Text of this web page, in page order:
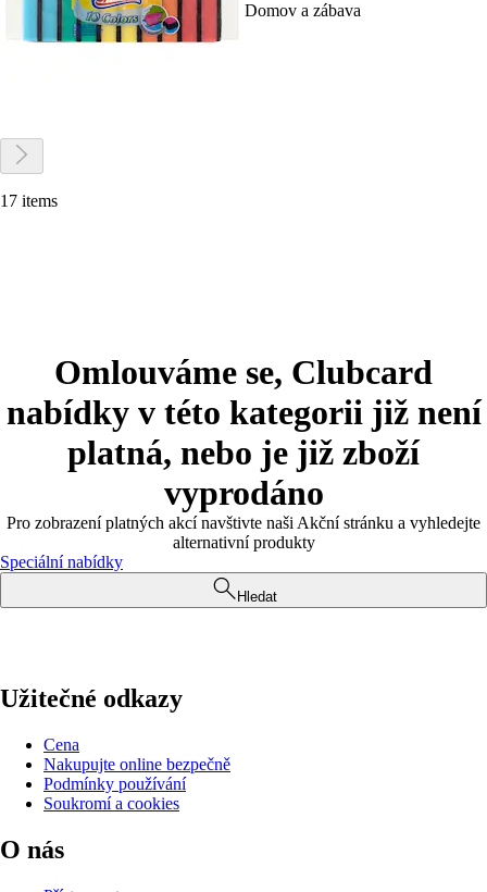
Domov a zábava
17 items
Omlouváme se, Clubcard
nabídky v této kategorii již není
platná, nebo je již zboží
vyprodáno
Pro zobrazení platných akcí navštivte naši Akční stránku a vyhledejte
alternativní produkty
Speciální nabídky
Hledat
Užitečné odkazy
Cena
Nakupujte online bezpečně
Podmínky používání
Soukromí a cookies
O nás